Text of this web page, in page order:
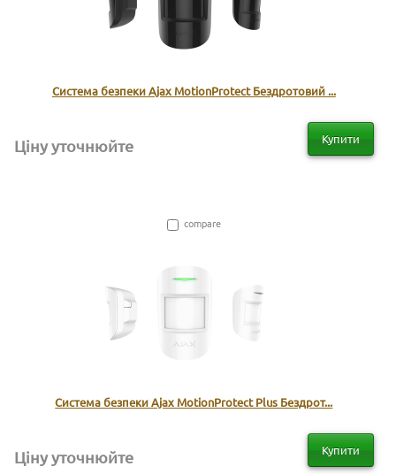
Система безпеки Ajax MotionProtect Бездротовий ...
Ціну уточнюйте Купити
compare
Система безпеки Ajax MotionProtect Plus Бездрот...
Ціну уточнюйте Купити